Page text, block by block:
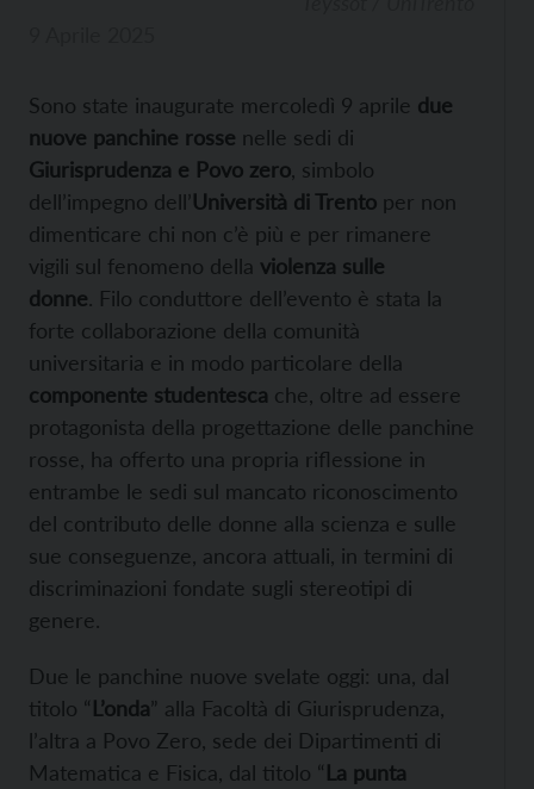
Sono state inaugurate mercoledì 9 aprile due
nuove panchine rosse nelle sedi di
Giurisprudenza e Povo zero , simbolo
dell’impegno dell’Università di Trento per non
dimenticare chi non c’è più e per rimanere
vigili sul fenomeno della violenza sulle
donne. Filo conduttore dell’evento è stata la
forte collaborazione della comunità
universitaria e in modo particolare della
componente studentesca che, oltre ad essere
protagonista della progettazione delle panchine
rosse, ha offerto una propria riflessione in
entrambe le sedi sul mancato riconoscimento
del contributo delle donne alla scienza e sulle
sue conseguenze, ancora attuali, in termini di
discriminazioni fondate sugli stereotipi di
genere.
Due le panchine nuove svelate oggi: una, dal
titolo “L’onda” alla Facoltà di Giurisprudenza,
l’altra a Povo Zero, sede dei Dipartimenti di
Matematica e Fisica, dal titolo “La punta